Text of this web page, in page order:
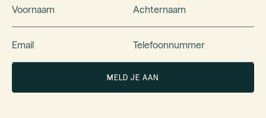
Voornaam Achternaam
Email Telefoonnummer
MELD JE AAN